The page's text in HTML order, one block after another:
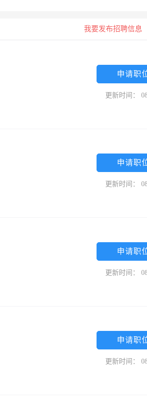
我要发布招聘信息
申请职
更新时间：
申请职
更新时间：
申请职
更新时间：
申请职
更新时间：